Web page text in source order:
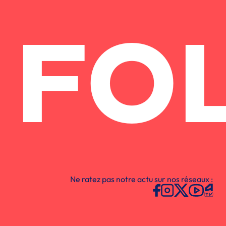
Ne ratez pas notre actu sur nos réseaux :